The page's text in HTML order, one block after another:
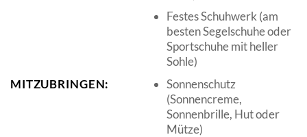
MITZUBRINGEN:
Festes Schuhwerk (am
besten Segelschuhe oder
Sportschuhe mit heller
Sohle)
Sonnenschutz
(Sonnencreme,
Sonnenbrille, Hut oder
Mütze)